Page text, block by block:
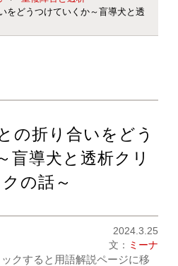
をどうつけていくか～盲導犬と透
の折り合いをどう
盲導犬と透析クリ
の話～
2024.3.25
文： ミーナ
クすると用語解説ページに移